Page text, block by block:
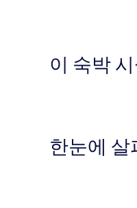
이 숙박
한눈에 살